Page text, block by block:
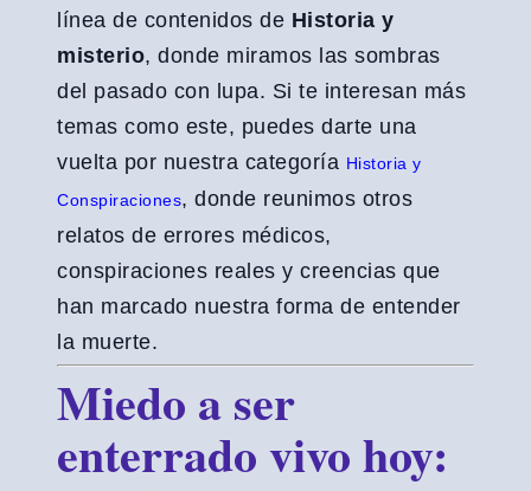
línea de contenidos de Historia y
misterio, donde miramos las sombras
del pasado con lupa. Si te interesan más
temas como este, puedes darte una
vuelta por nuestra categoría Historia y
Conspiraciones, donde reunimos otros
relatos de errores médicos,
conspiraciones reales y creencias que
han marcado nuestra forma de entender
la muerte.
Miedo a ser
enterrado vivo hoy: